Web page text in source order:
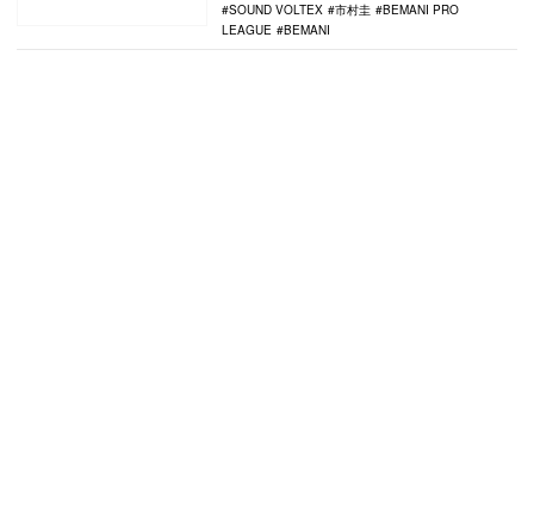
SOUND VOLTEX
市村圭
BEMANI PRO
LEAGUE
BEMANI